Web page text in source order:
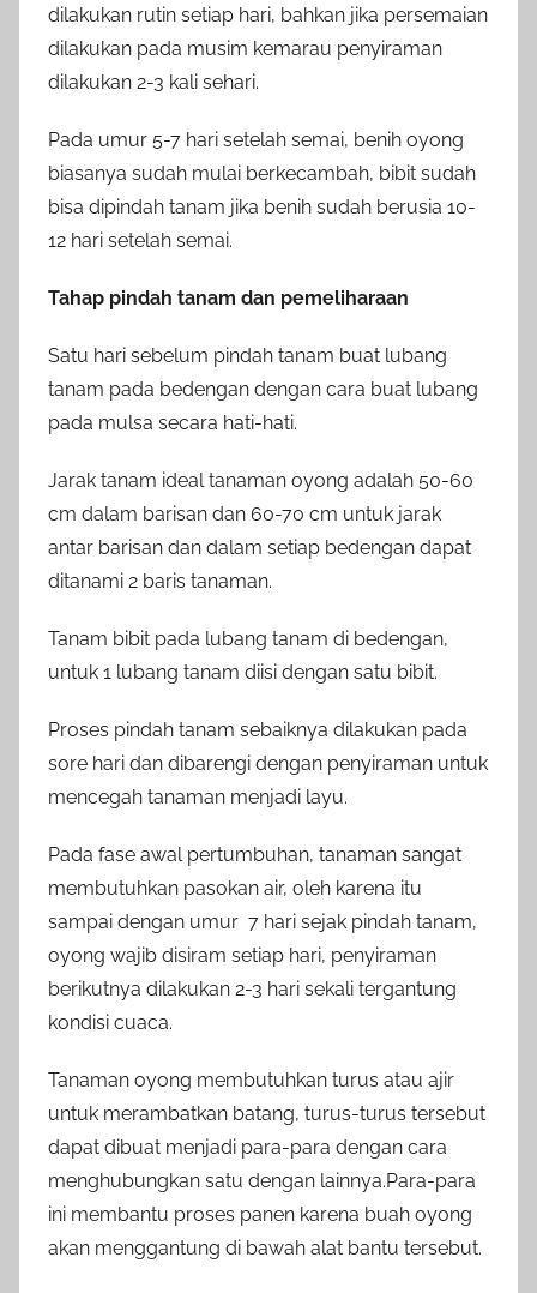
dilakukan rutin setiap hari, bahkan jika persemaian
dilakukan pada musim kemarau penyiraman
dilakukan 2-3 kali sehari.
Pada umur 5-7 hari setelah semai, benih oyong
biasanya sudah mulai berkecambah, bibit sudah
bisa dipindah tanam jika benih sudah berusia 10-
12 hari setelah semai.
Tahap pindah tanam dan pemeliharaan
Satu hari sebelum pindah tanam buat lubang
tanam pada bedengan dengan cara buat lubang
pada mulsa secara hati-hati.
Jarak tanam ideal tanaman oyong adalah 50-60
cm dalam barisan dan 60-70 cm untuk jarak
antar barisan dan dalam setiap bedengan dapat
ditanami 2 baris tanaman.
Tanam bibit pada lubang tanam di bedengan,
untuk 1 lubang tanam diisi dengan satu bibit.
Proses pindah tanam sebaiknya dilakukan pada
sore hari dan dibarengi dengan penyiraman untuk
mencegah tanaman menjadi layu.
Pada fase awal pertumbuhan, tanaman sangat
membutuhkan pasokan air, oleh karena itu
sampai dengan umur 7 hari sejak pindah tanam,
oyong wajib disiram setiap hari, penyiraman
berikutnya dilakukan 2-3 hari sekali tergantung
kondisi cuaca.
Tanaman oyong membutuhkan turus atau ajir
untuk merambatkan batang, turus-turus tersebut
dapat dibuat menjadi para-para dengan cara
menghubungkan satu dengan lainnya.Para-para
ini membantu proses panen karena buah oyong
akan menggantung di bawah alat bantu tersebut.